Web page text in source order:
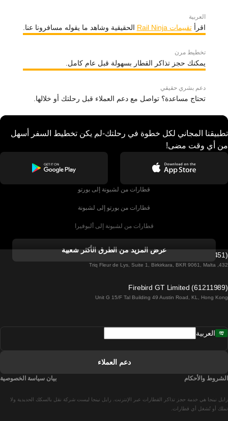
العربية
اقرأتقييمات Rail Ninja الحقيقية وشاهد ما يقوله مسافرونا عنا.
تخطيط مرن
يمكنك حجز تذاكر القطار بسهولة قبل عام كامل.
دعم بشري حقيقي
تحتاج مساعدة؟ تواصل مع دعم العملاء قبل رحلتك أو خلالها.
تطبيقنا المجاني لكل خطوة في رحلتك-لم يكن تخطيط السفر أسهل
من أي وقت مضى!
قطارات من لشبونة إلى بورتو
قطارات من بورتو إلى لشبونة
قطارات من لشبونة إلى ألبوفيرا
قطارات من ألبوفيرا إلى لشبونة
قطارات من لشبونة إلى لاغوس
قطارات من لشبونة إلى مدريد
عرض المزيد من الطرق الأكثر شعبية
Firebird GT Limited (OC 1451)
432, Triq Fleur de Lys, Suite 1, Birkirkara, BKR 9061, Malta
Firebird GT Limited (61211989)
Unit G 15/F Tal Building 49 Austin Road, KL, Hong Kong
رايل نينجا هي خدمة حجز تذاكر القطارات عبر الإنترنت. رايل نينجا ليست شركة نقل بالسكك الحديدية ولا
تملك أو تُشغل أي قطارات.
العربية
دعم العملاء
الشروط والأحكام بيان سياسة الخصوصية